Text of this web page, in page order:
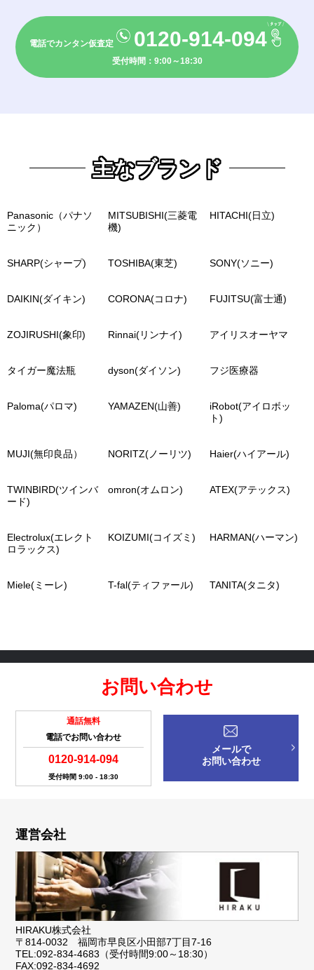
電話でカンタン仮査定 0120-914-094
受付時間：9:00～18:30
主なブランド
Panasonic（パナソ
ニック）
MITSUBISHI(三菱電
機)
HITACHI(日立)
SHARP(シャープ) TOSHIBA(東芝) SONY(ソニー)
DAIKIN(ダイキン) CORONA(コロナ) FUJITSU(富士通)
ZOJIRUSHI(象印) Rinnai(リンナイ) アイリスオーヤマ
タイガー魔法瓶 dyson(ダイソン) フジ医療器
Paloma(パロマ) YAMAZEN(山善)
iRobot(アイロボッ
ト)
MUJI(無印良品） NORITZ(ノーリツ) Haier(ハイアール)
TWINBIRD(ツインバ
ード)
omron(オムロン) ATEX(アテックス)
Electrolux(エレクト
ロラックス)
KOIZUMI(コイズミ) HARMAN(ハーマン)
Miele(ミーレ) T-fal(ティファール) TANITA(タニタ)
お問い合わせ
通話無料
電話でお問い合わせ
0120-914-094
受付時間 9:00 - 18:30
メールで
お問い合わせ
運営会社
HIRAKU株式会社
〒814-0032 福岡市早良区小田部7丁目7-16
TEL:092-834-4683（受付時間9:00～18:30）
FAX:092-834-4692